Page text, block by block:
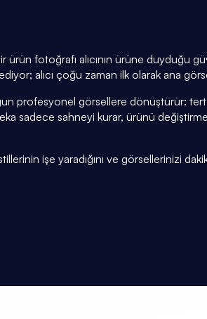
ürün fotoğrafı alıcının ürüne
alıcı çoğu zaman ilk olarak ana
görsellere dönüştürür:
sahneyi kurar, ürünü
işe yaradığını ve görsellerinizi